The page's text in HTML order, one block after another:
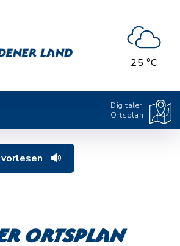
25 °C
Digitaler
Ortsplan
Ortsplan